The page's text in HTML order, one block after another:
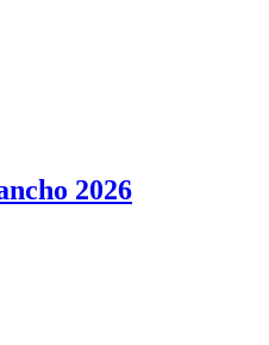
2026